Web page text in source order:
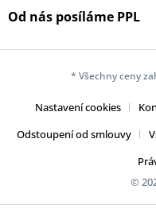
Od nás posíláme PPL
* Všechny ceny
Nastavení cookies
Odstoupení od smlouvy
©